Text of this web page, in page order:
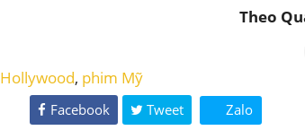
Theo
Hollywood, phim Mỹ
Facebook Tweet Zalo